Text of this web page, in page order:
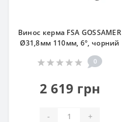
Винос керма FSA GOSSAMER
Ø31,8мм 110мм, 6°, чорний
0
2 619 грн
- +